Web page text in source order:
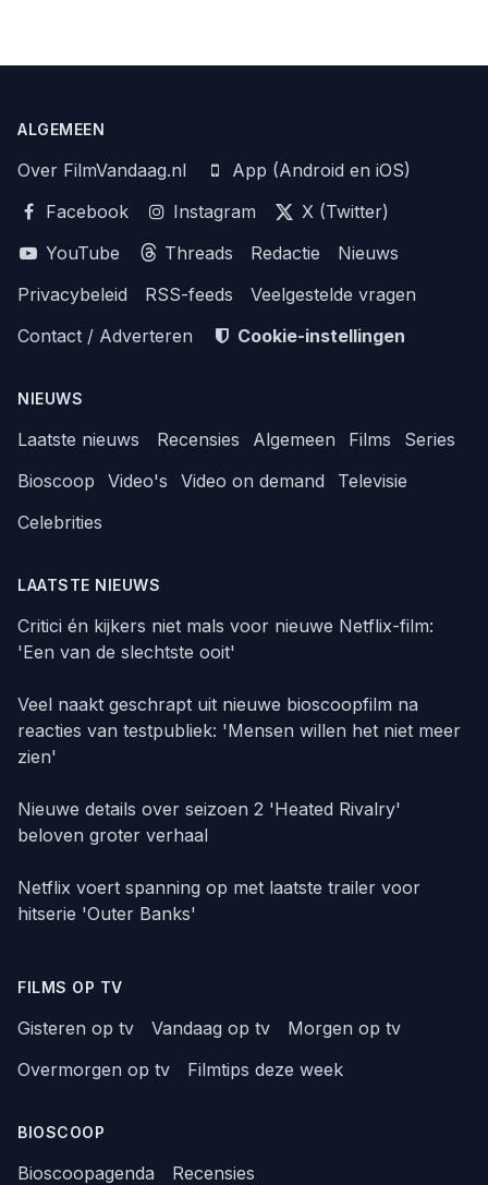
ALGEMEEN
Over FilmVandaag.nl
App (Android en iOS)
Facebook
Instagram
X (Twitter)
YouTube
Threads Redactie
Nieuws
Privacybeleid
RSS-feeds
Veelgestelde vragen
Contact / Adverteren
Cookie-instellingen
NIEUWS
Laatste nieuws Recensies Algemeen Films
Series
Bioscoop
Video's Video on demand
Televisie
Celebrities
LAATSTE NIEUWS
Critici én kijkers niet mals voor nieuwe Netflix-film:
'Een van de slechtste ooit'
Veel naakt geschrapt uit nieuwe bioscoopfilm na
reacties van testpubliek: 'Mensen willen het niet meer
zien'
Nieuwe details over seizoen 2 'Heated Rivalry'
beloven groter verhaal
Netflix voert spanning op met laatste trailer voor
hitserie 'Outer Banks'
FILMS OP TV
Gisteren op tv Vandaag op tv
Morgen op tv
Overmorgen op tv
Filmtips deze week
BIOSCOOP
Bioscoopagenda
Recensies